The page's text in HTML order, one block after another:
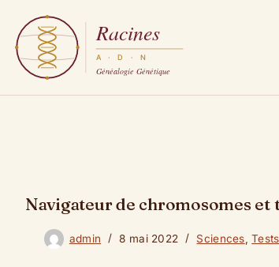
contenu
Navigateur de chromosomes
admin 8 mai 2022 Sciences,